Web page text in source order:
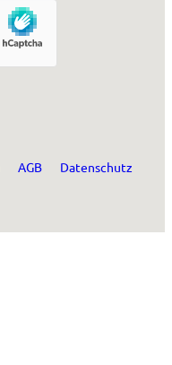
AGB Datenschutz